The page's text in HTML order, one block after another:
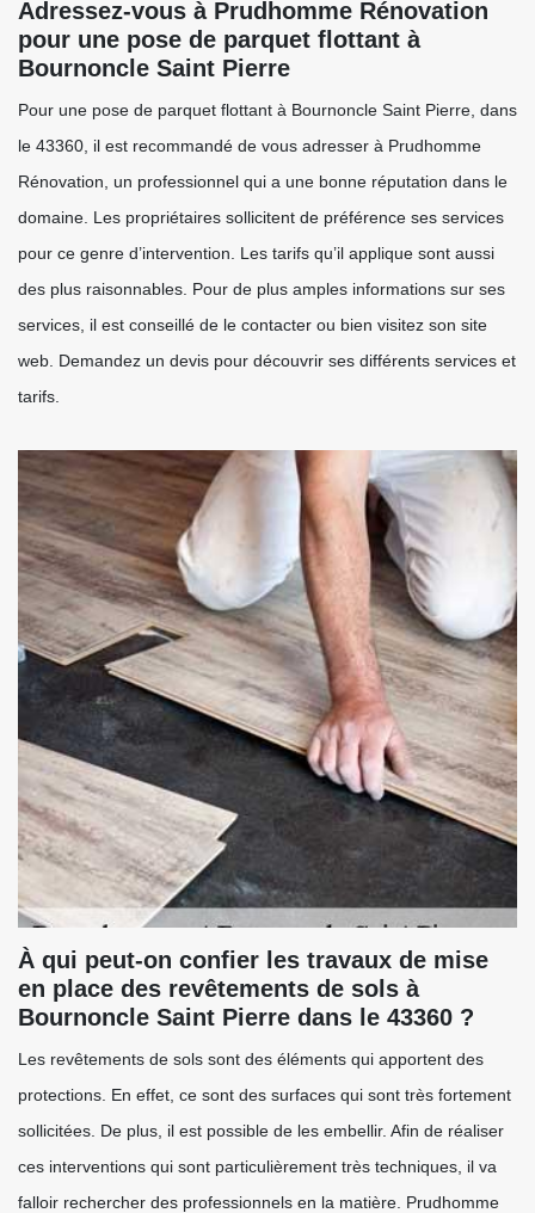
Adressez-vous à Prudhomme Rénovation
pour une pose de parquet flottant à
Bournoncle Saint Pierre
Pour une pose de parquet flottant à Bournoncle Saint Pierre, dans
le 43360, il est recommandé de vous adresser à Prudhomme
Rénovation, un professionnel qui a une bonne réputation dans le
domaine. Les propriétaires sollicitent de préférence ses services
pour ce genre d’intervention. Les tarifs qu’il applique sont aussi
des plus raisonnables. Pour de plus amples informations sur ses
services, il est conseillé de le contacter ou bien visitez son site
web. Demandez un devis pour découvrir ses différents services et
tarifs.
À qui peut-on confier les travaux de mise
en place des revêtements de sols à
Bournoncle Saint Pierre dans le 43360 ?
Les revêtements de sols sont des éléments qui apportent des
protections. En effet, ce sont des surfaces qui sont très fortement
sollicitées. De plus, il est possible de les embellir. Afin de réaliser
ces interventions qui sont particulièrement très techniques, il va
falloir rechercher des professionnels en la matière. Prudhomme